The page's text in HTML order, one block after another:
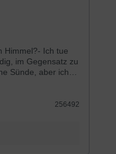
Himmel?- Ich tue
im Gegensatz zu
Sünde, aber ich
ist.- Es ist
eine dieser
256492